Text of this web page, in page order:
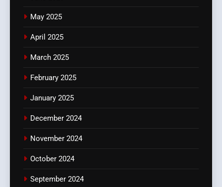
May 2025
April 2025
March 2025
February 2025
January 2025
December 2024
November 2024
October 2024
September 2024